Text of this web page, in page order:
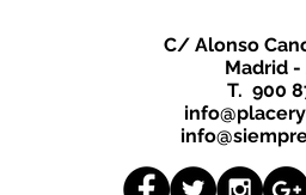
C/ Alonso
Madrid -
T. 900